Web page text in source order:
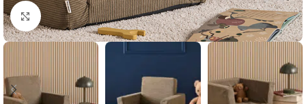
Klik om te vergroten